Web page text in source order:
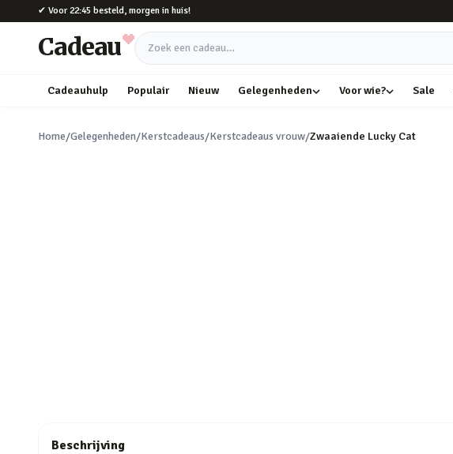
Naar hoofdinhoud
✔ Voor 22:45 besteld, morgen in huis!
Cadeau Zoek een cadeau
Cadeauhulp Populair Nieuw Gelegenheden Voor wie? Sale
Home/Gelegenheden/Kerstcadeaus/Kerstcadeaus vrouw/Zwaaiende Lucky Cat
Beschrijving